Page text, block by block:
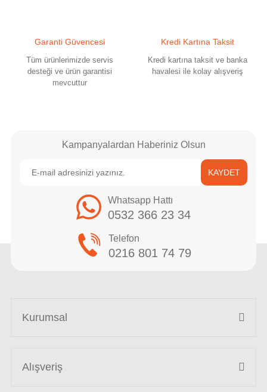
Garanti Güvencesi
Tüm ürünlerimizde servis
desteği ve ürün garantisi
mevcuttur
Kredi Kartına Taksit
Kredi kartına taksit ve banka
havalesi ile kolay alışveriş
Kampanyalardan Haberiniz Olsun
KAYDET
Whatsapp Hattı
0532 366 23 34
Telefon
0216 801 74 79
Kurumsal
Alışveriş